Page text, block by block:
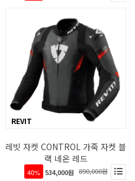
REVIT
레빗 자켓 CONTROL 가죽 자켓 블
랙 네온 레드
40% 534,000원 890,000원